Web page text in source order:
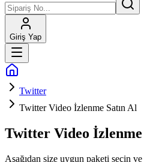
Giriş Yap
Twitter
Twitter Video İzlenme Satın Al
Twitter Video İzlenme
Aşağıdan size uygun paketi seçin ve